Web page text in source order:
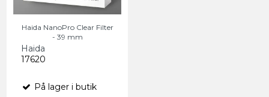
Haida NanoPro Clear Filter
- 39 mm
Haida
17620
På lager i butik